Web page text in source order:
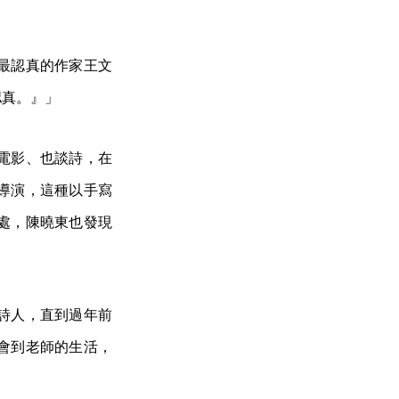
認真的作家王文
。』」
影、也談詩，在
演，這種以手寫
，陳曉東也發現
人，直到過年前
到老師的生活，